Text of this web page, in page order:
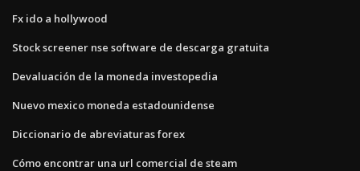
Fx ido a hollywood
Stock screener nse software de descarga gratuita
Devaluación de la moneda investopedia
Nuevo mexico moneda estadounidense
Diccionario de abreviaturas forex
Cómo encontrar una url comercial de steam